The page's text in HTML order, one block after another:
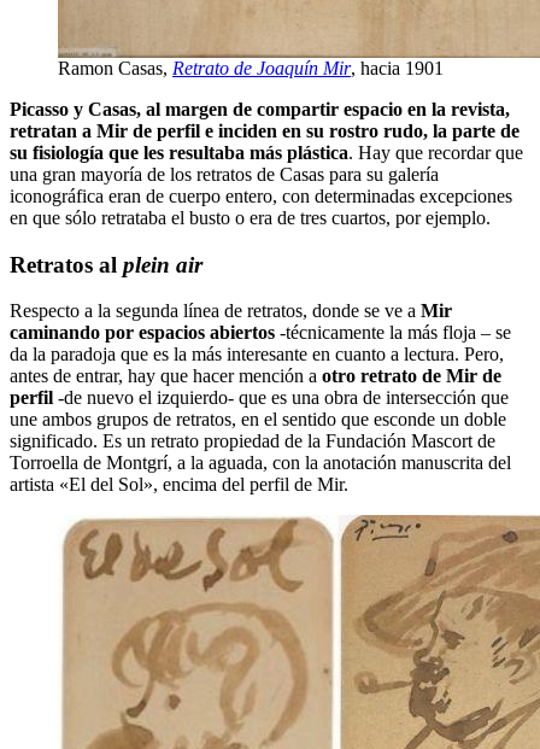
Ramon Casas, Retrato de Joaquín Mir, hacia 1901
Picasso y Casas, al margen de compartir espacio en la revista,
retratan a Mir de perfil e inciden en su rostro rudo, la parte de
su fisiología que les resultaba más plástica. Hay que recordar que
una gran mayoría de los retratos de Casas para su galería
iconográfica eran de cuerpo entero, con determinadas excepciones
en que sólo retrataba el busto o era de tres cuartos, por ejemplo.
Retratos al plein air
Respecto a la segunda línea de retratos, donde se ve a Mir
caminando por espacios abiertos -técnicamente la más floja – se
da la paradoja que es la más interesante en cuanto a lectura. Pero,
antes de entrar, hay que hacer mención a otro retrato de Mir de
perfil -de nuevo el izquierdo- que es una obra de intersección que
une ambos grupos de retratos, en el sentido que esconde un doble
significado. Es un retrato propiedad de la Fundación Mascort de
Torroella de Montgrí, a la aguada, con la anotación manuscrita del
artista «El del Sol», encima del perfil de Mir.